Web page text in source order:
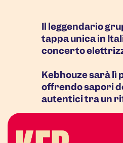
Il leggendario
tappa unica in
concerto
Kebhouze sarà lì
offrendo sapori
autentici tra un